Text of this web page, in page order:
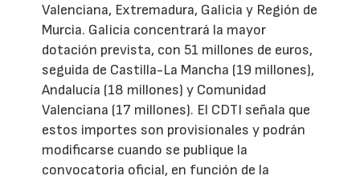
Valenciana, Extremadura, Galicia y Región de
Murcia. Galicia concentrará la mayor
dotación prevista, con 51 millones de euros,
seguida de Castilla-La Mancha (19 millones),
Andalucía (18 millones) y Comunidad
Valenciana (17 millones). El CDTI señala que
estos importes son provisionales y podrán
modificarse cuando se publique la
convocatoria oficial, en función de la